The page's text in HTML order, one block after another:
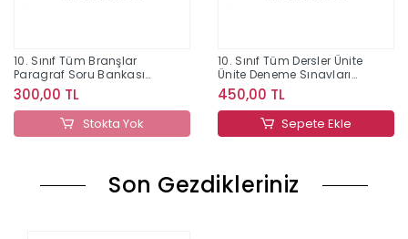
10. Sınıf Tüm Branşlar
Paragraf Soru Bankası
Editör Yayınları
300,00 TL
Stokta Yok
10. Sınıf Tüm Dersler Ünite
Ünite Deneme Sınavları
Çözümlü Editör Yayınları
450,00 TL
Sepete Ekle
Son Gezdikleriniz